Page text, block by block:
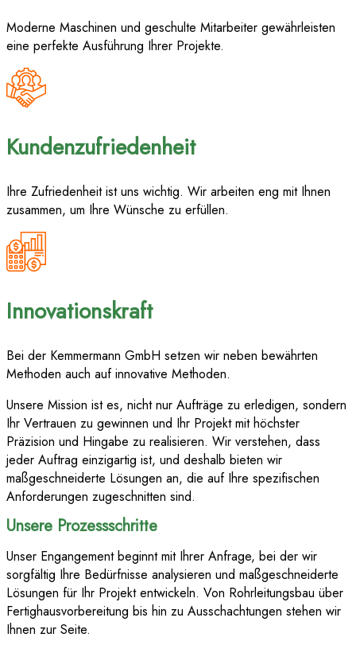
Moderne Maschinen und geschulte Mitarbeiter gewährleisten
eine perfekte Ausführung Ihrer Projekte.
Kundenzufriedenheit
Ihre Zufriedenheit ist uns wichtig. Wir arbeiten eng mit Ihnen
zusammen, um Ihre Wünsche zu erfüllen.
Innovationskraft
Bei der Kemmermann GmbH setzen wir neben bewährten
Methoden auch auf innovative Methoden.
Unsere Mission ist es, nicht nur Aufträge zu erledigen, sondern
Ihr Vertrauen zu gewinnen und Ihr Projekt mit höchster
Präzision und Hingabe zu realisieren. Wir verstehen, dass
jeder Auftrag einzigartig ist, und deshalb bieten wir
maßgeschneiderte Lösungen an, die auf Ihre spezifischen
Anforderungen zugeschnitten sind.
Unsere Prozessschritte
Unser Engangement beginnt mit Ihrer Anfrage, bei der wir
sorgfältig Ihre Bedürfnisse analysieren und maßgeschneiderte
Lösungen für Ihr Projekt entwickeln. Von Rohrleitungsbau über
Fertighausvorbereitung bis hin zu Ausschachtungen stehen wir
Ihnen zur Seite.